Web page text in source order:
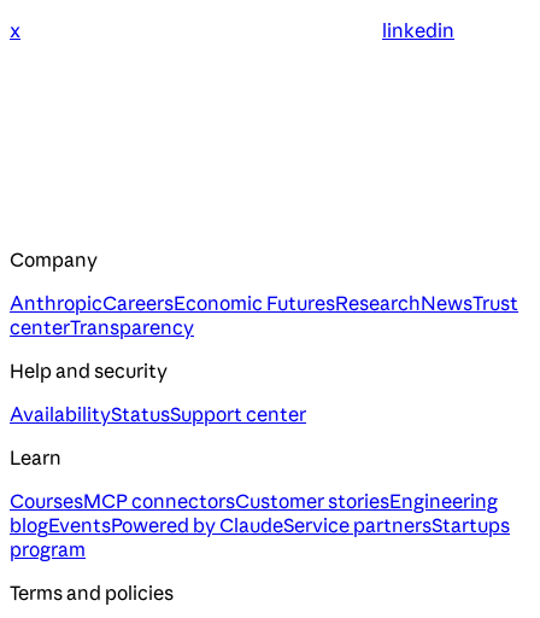
x linkedin
Company
AnthropicCareersEconomic FuturesResearchNewsTrust
centerTransparency
Help and security
AvailabilityStatusSupport center
Learn
CoursesMCP connectorsCustomer storiesEngineering
blogEventsPowered by ClaudeService partnersStartups
program
Terms and policies